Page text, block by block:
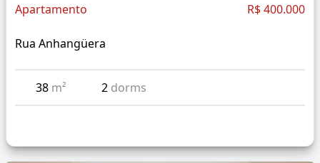
Apartamento R$ 400.000
Rua Anhangüera
38 m² 2 dorms